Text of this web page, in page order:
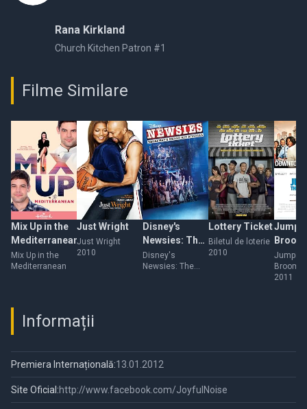
Rana Kirkland
Church Kitchen Patron #1
Filme Similare
Mix Up in the
Mediterranean
Mix Up in the
Mediterranean
Just Wright
Just Wright
2010
Disney's
Newsies: The
Broadway
Musical!
Disney's
Newsies: The
Lottery Ticket
Biletul de loterie
2010
Broom
Broom
2011
Informații
Premiera Internațională:13.01.2012
Site Oficial:http://www.facebook.com/JoyfulNoise